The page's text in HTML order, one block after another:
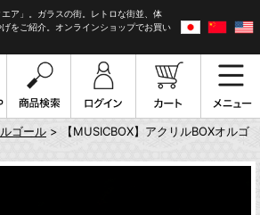
ア」。ガラスの街。レトロな街並、体
をご紹介。オンラインショップでお買い
ゴール > 【MUSICBOX】アクリルBOXオルゴ